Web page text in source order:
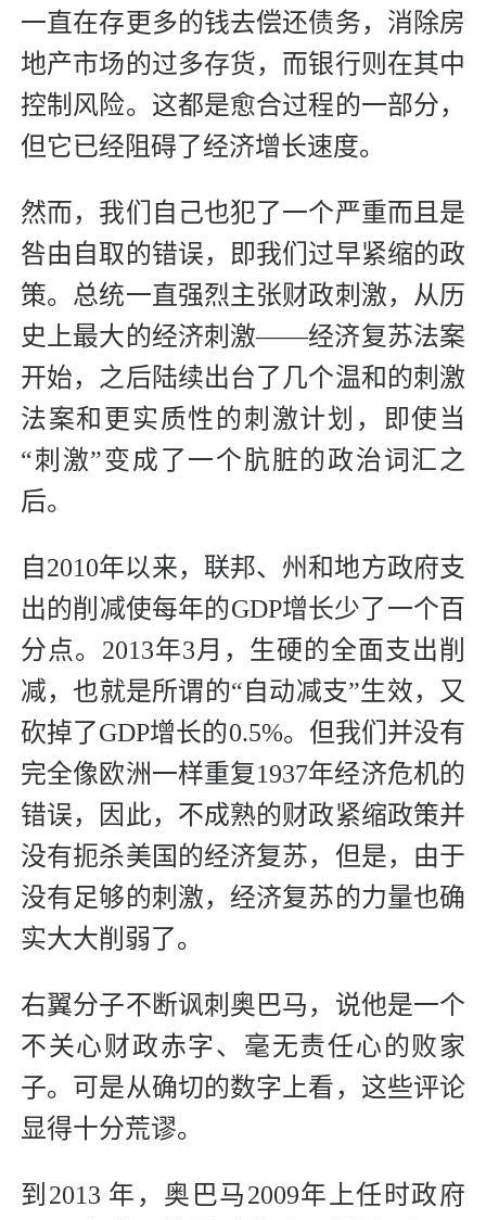
一直在存更多的钱去偿还债务，消除房
地产市场的过多存货，而银行则在其中
控制风险。这都是愈合过程的一部分，
但它已经阻碍了经济增长速度。
然而，我们自己也犯了一个严重而且是
咎由自取的错误，即我们过早紧缩的政
策。总统一直强烈主张财政刺激，从历
史上最大的经济刺激——经济复苏法案
开始，之后陆续出台了几个温和的刺激
法案和更实质性的刺激计划，即使当
“刺激”变成了一个肮脏的政治词汇之
后。
自2010年以来，联邦、州和地方政府支
出的削减使每年的GDP增长少了一个百
分点。2013年3月，生硬的全面支出削
减，也就是所谓的“自动减支”生效，又
砍掉了GDP增长的0.5%。但我们并没有
完全像欧洲一样重复1937年经济危机的
错误，因此，不成熟的财政紧缩政策并
没有扼杀美国的经济复苏，但是，由于
没有足够的刺激，经济复苏的力量也确
实大大削弱了。
右翼分子不断讽刺奥巴马，说他是一个
不关心财政赤字、毫无责任心的败家
子。可是从确切的数字上看，这些评论
显得十分荒谬。
到2013 年，奥巴马2009年上任时政府